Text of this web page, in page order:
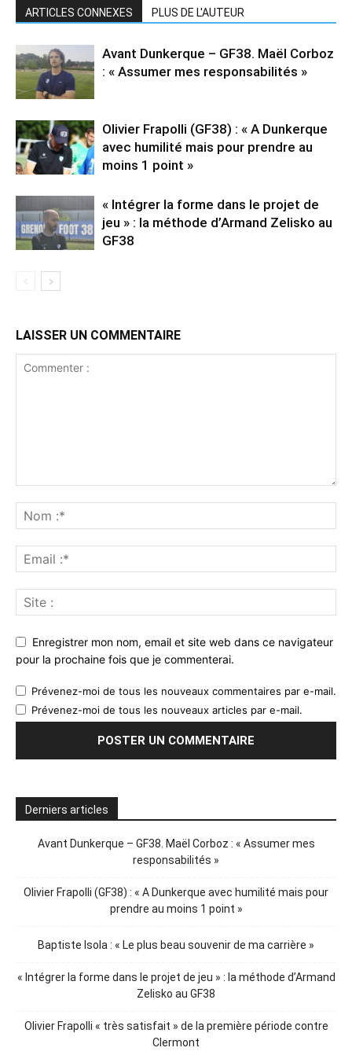
ARTICLES CONNEXES PLUS DE L'AUTEUR
Avant Dunkerque – GF38. Maël Corboz
: « Assumer mes responsabilités »
Olivier Frapolli (GF38) : « A Dunkerque
avec humilité mais pour prendre au
moins 1 point »
« Intégrer la forme dans le projet de
jeu » : la méthode d’Armand Zelisko au
GF38
LAISSER UN COMMENTAIRE
Enregistrer mon nom, email et site web dans ce navigateur
pour la prochaine fois que je commenterai.
Prévenez-moi de tous les nouveaux commentaires par e-mail.
Prévenez-moi de tous les nouveaux articles par e-mail.
Derniers articles
Avant Dunkerque – GF38. Maël Corboz : « Assumer mes
responsabilités »
Olivier Frapolli (GF38) : « A Dunkerque avec humilité mais pour
prendre au moins 1 point »
Baptiste Isola : « Le plus beau souvenir de ma carrière »
« Intégrer la forme dans le projet de jeu » : la méthode d’Armand
Zelisko au GF38
Olivier Frapolli « très satisfait » de la première période contre
Clermont